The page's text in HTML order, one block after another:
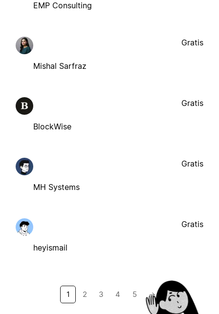
EMP Consulting
Mishal Sarfraz
Gratis
BlockWise
Gratis
MH Systems
Gratis
heyismail
Gratis
1 2 3 4 5 →